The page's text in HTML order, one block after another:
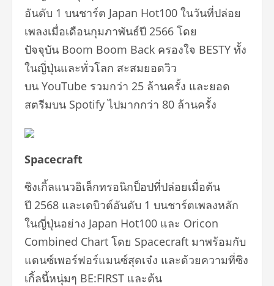
อันดับ 1 บนชาร์ต Japan Hot100 ในวันที่ปล่อย
เพลงเมื่อเดือนกุมภาพันธ์ปี 2566 โดย
ปัจจุบัน Boom Boom Back ครองใจ BESTY ทั้ง
ในญี่ปุ่นและทั่วโลก สะสมยอดวิว
บน YouTube รวมกว่า 25 ล้านครั้ง และยอด
สตรีมบน Spotify ไปมากกว่า 80 ล้านครั้ง
Spacecraft
ซิงเกิ้ลแนวอิเล็กทรอนิกป็อปที่ปล่อยเมื่อต้น
ปี 2568 และเดบิวต์อันดับ 1 บนชาร์ตเพลงหลัก
ในญี่ปุ่นอย่าง Japan Hot100 และ Oricon
Combined Chart โดย Spacecraft มาพร้อมกับ
แดนซ์เพอร์ฟอร์แมนซ์สุดเจ๋ง และด้วยความที่ซิง
เกิ้ลนี้หนุ่มๆ BE:FIRST และต้น